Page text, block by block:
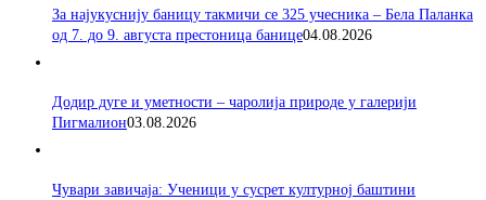
За најукуснију баницу такмичи се 325 учесника – Бела Паланка
од 7. до 9. августа престоница банице04.08.2026
Додир дуге и уметности – чаролија природе у галерији
Пигмалион03.08.2026
Чувари завичаја: Ученици у сусрет културној баштини